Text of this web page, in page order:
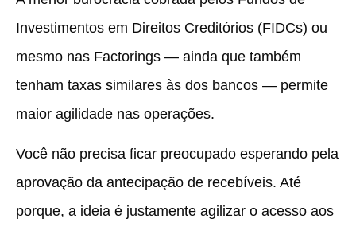
Investimentos em Direitos Creditórios (FIDCs) ou
mesmo nas Factorings — ainda que também
tenham taxas similares às dos bancos — permite
maior agilidade nas operações.
Você não precisa ficar preocupado esperando pela
aprovação da antecipação de recebíveis. Até
porque, a ideia é justamente agilizar o acesso aos